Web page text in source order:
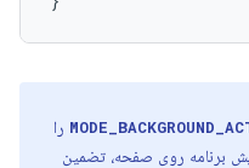
را
برنامه روی صفحه، تضمین